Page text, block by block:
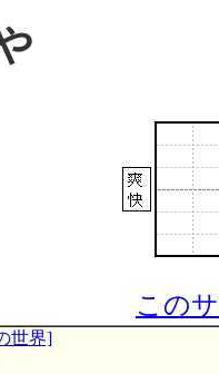
この
世界]